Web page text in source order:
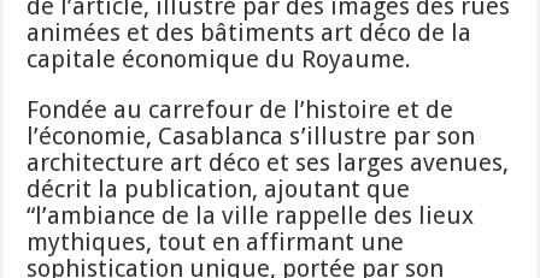
animées et des bâtiments art déco de la
capitale économique du Royaume.
Fondée au carrefour de l’histoire et de
l’économie, Casablanca s’illustre par son
architecture art déco et ses larges avenues,
décrit la publication, ajoutant que
“l’ambiance de la ville rappelle des lieux
mythiques, tout en affirmant une
sophistication unique, portée par son